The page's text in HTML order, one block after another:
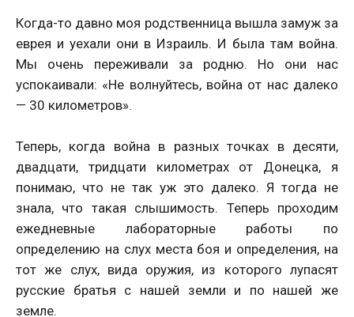
Когда-то давно моя родственница вышла замуж за
еврея и уехали они в Израиль. И была там война.
Мы очень переживали за родню. Но они нас
успокаивали: «Не волнуйтесь, война от нас далеко
— 30 километров».
Теперь, когда война в разных точках в десяти,
двадцати, тридцати километрах от Донецка, я
понимаю, что не так уж это далеко. Я тогда не
знала, что такая слышимость. Теперь проходим
ежедневные лабораторные работы по
определению на слух места боя и определения, на
тот же слух, вида оружия, из которого лупасят
русские братья с нашей земли и по нашей же
земле.